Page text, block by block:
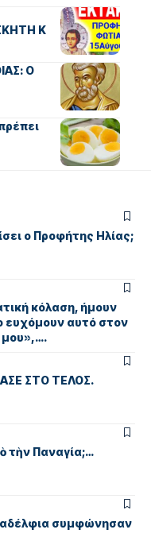
Κ
Ο
ο Προφήτης Ηλίας;
κόλαση, ήμουν
ευχόμουν αυτό στον
μου»,….
ΣΤΟ ΤΕΛΟΣ.
τὴν Παναγία;…
συμφώνησαν